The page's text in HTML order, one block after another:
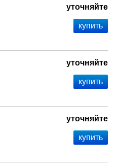
уточняйте
уточняйте
уточняйте